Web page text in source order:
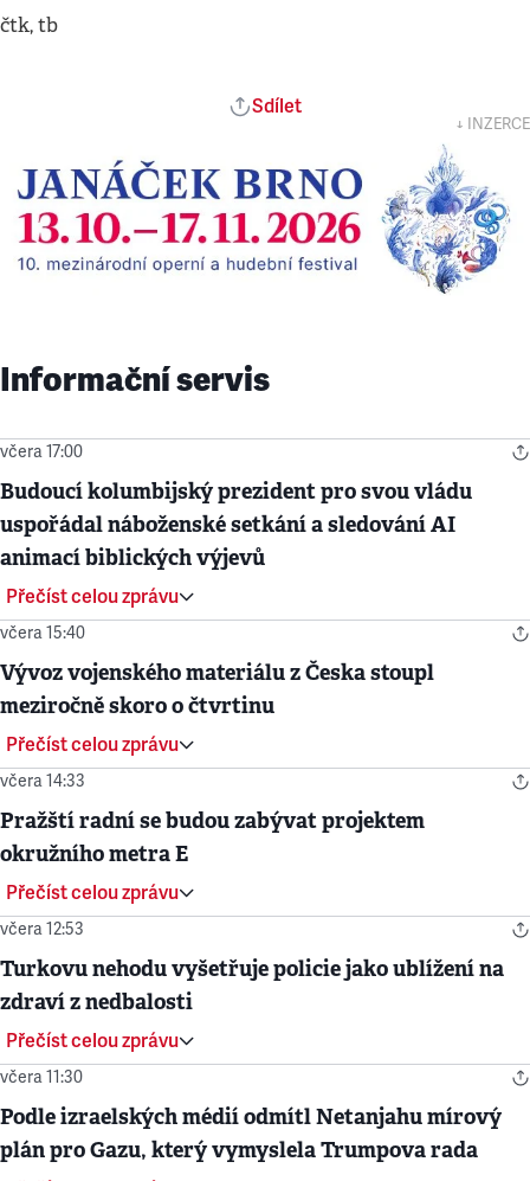
čtk, tb
Sdílet
↓ INZERCE
Informační servis
včera 17:00
Budoucí kolumbijský prezident pro svou vládu
uspořádal náboženské setkání a sledování AI
animací biblických výjevů
Přečíst celou zprávu
včera 15:40
Vývoz vojenského materiálu z Česka stoupl
meziročně skoro o čtvrtinu
Přečíst celou zprávu
včera 14:33
Pražští radní se budou zabývat projektem
okružního metra E
Přečíst celou zprávu
včera 12:53
Turkovu nehodu vyšetřuje policie jako ublížení na
zdraví z nedbalosti
Přečíst celou zprávu
včera 11:30
Podle izraelských médií odmítl Netanjahu mírový
plán pro Gazu, který vymyslela Trumpova rada